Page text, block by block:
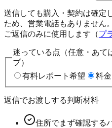
送信しても購入・契約は確定
ため、営業電話もありません
ご返信のみに使用します（プ
迷っている点（任意・あて
プ）
有料レポート希望
料金
返信でお渡しする判断材料
住所でまず確認する